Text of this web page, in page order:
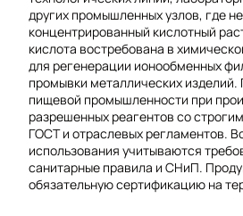
других промышленных узлов, где
концентрированный кислотный
кислота востребована в
для регенерации ионообменных
промывки металлических
пищевой промышленности при
разрешенных реагентов со
ГОСТ и отраслевых регламентов.
использования учитываются
санитарные правила и СНиП.
обязательную сертификацию на